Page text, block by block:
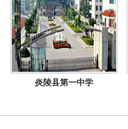
炎陵县第一中学